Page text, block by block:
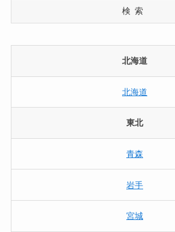
検索
北海道
北海道
東北
青森
岩手
宮城